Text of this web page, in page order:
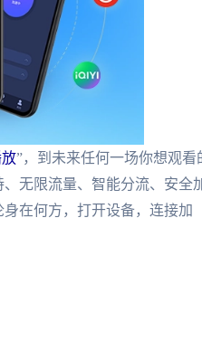
”，到未来任何一场你想观看
无限流量、智能分流、安全
在何方，打开设备，连接加